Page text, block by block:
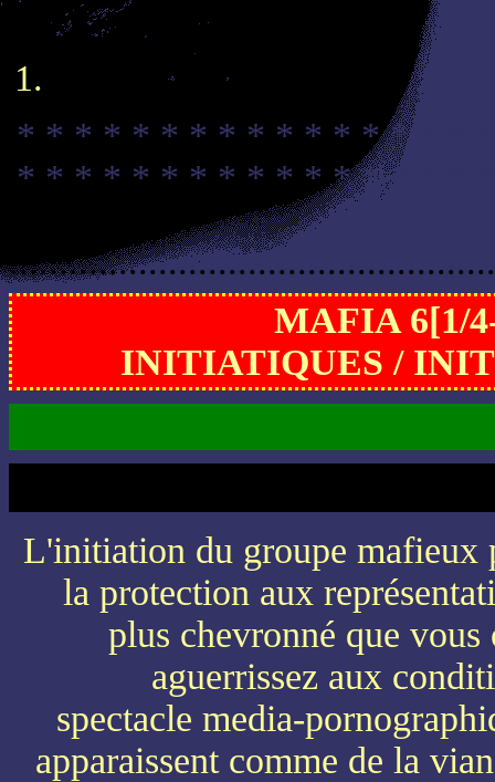
* * * * * * * * * * * * * * * *
* * * * * * * * * * * * * * * *
MAFIA 6[1/
INITIATIQUES /
L'initiation du groupe mafieux
la protection aux
plus chevronné que
aguerrissez aux
spectacle media-
apparaissent comme de la